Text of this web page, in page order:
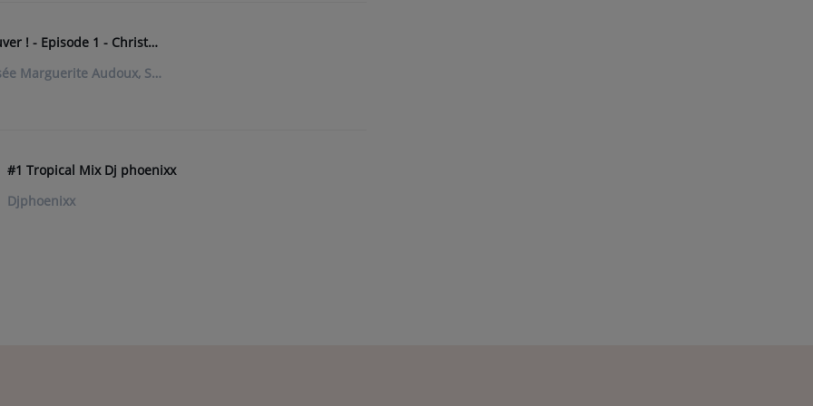
Audoux Plaisir de se Retrouver ! - Episode 1 - Christelle Girard et Mégane Chagnon
Benjamin Chausseron, Musée Marguerite Audoux, Studio 45
#1 Tropical Mix Dj phoenixx
Djphoenixx